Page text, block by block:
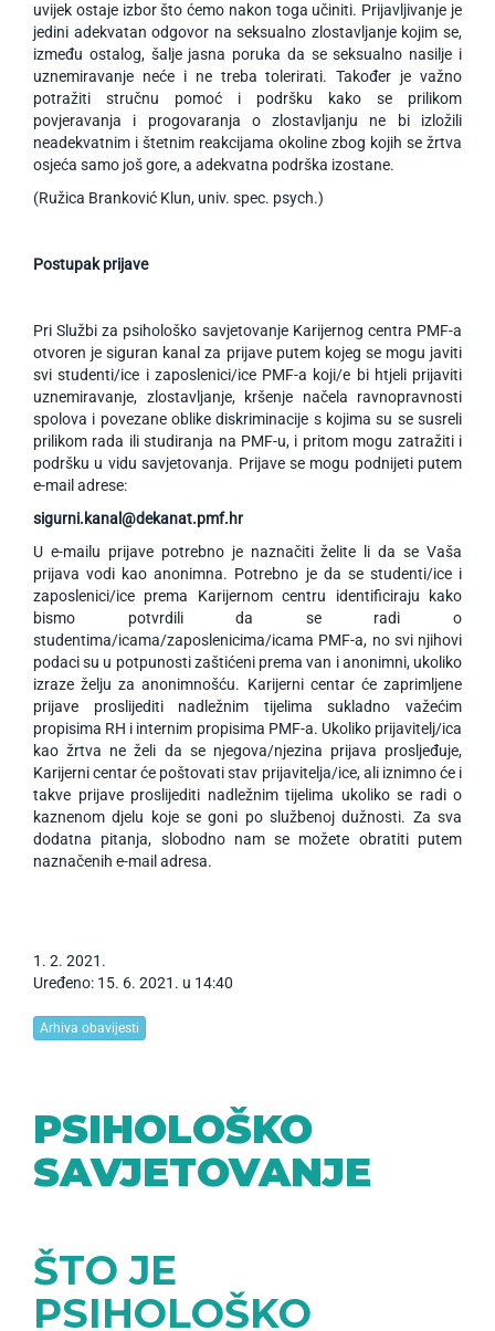
uvijek ostaje izbor što ćemo nakon toga učiniti. Prijavljivanje je
jedini adekvatan odgovor na seksualno zlostavljanje kojim se,
između ostalog, šalje jasna poruka da se seksualno nasilje i
uznemiravanje neće i ne treba tolerirati. Također je važno
potražiti stručnu pomoć i podršku kako se prilikom
povjeravanja i progovaranja o zlostavljanju ne bi izložili
neadekvatnim i štetnim reakcijama okoline zbog kojih se žrtva
osjeća samo još gore, a adekvatna podrška izostane.
(Ružica Branković Klun, univ. spec. psych.)
Postupak prijave
Pri Službi za psihološko savjetovanje Karijernog centra PMF-a
otvoren je siguran kanal za prijave putem kojeg se mogu javiti
svi studenti/ice i zaposlenici/ice PMF-a koji/e bi htjeli prijaviti
uznemiravanje, zlostavljanje, kršenje načela ravnopravnosti
spolova i povezane oblike diskriminacije s kojima su se susreli
prilikom rada ili studiranja na PMF-u, i pritom mogu zatražiti i
podršku u vidu savjetovanja. Prijave se mogu podnijeti putem
e-mail adrese:
sigurni.kanal@dekanat.pmf.hr
U e-mailu prijave potrebno je naznačiti želite li da se Vaša
prijava vodi kao anonimna. Potrebno je da se studenti/ice i
zaposlenici/ice prema Karijernom centru identificiraju kako
bismo potvrdili da se radi o
studentima/icama/zaposlenicima/icama PMF-a, no svi njihovi
podaci su u potpunosti zaštićeni prema van i anonimni, ukoliko
izraze želju za anonimnošću. Karijerni centar će zaprimljene
prijave proslijediti nadležnim tijelima sukladno važećim
propisima RH i internim propisima PMF-a. Ukoliko prijavitelj/ica
kao žrtva ne želi da se njegova/njezina prijava prosljeđuje,
Karijerni centar će poštovati stav prijavitelja/ice, ali iznimno će i
takve prijave proslijediti nadležnim tijelima ukoliko se radi o
kaznenom djelu koje se goni po službenoj dužnosti. Za sva
dodatna pitanja, slobodno nam se možete obratiti putem
naznačenih e-mail adresa.
1 . 2. 2021 .
Uređeno: 15. 6. 2021. u 14:40
Arhiva obavijesti
PSIHOLOŠKO
SAVJETOVANJE
ŠTO JE
PSIHOLOŠKO